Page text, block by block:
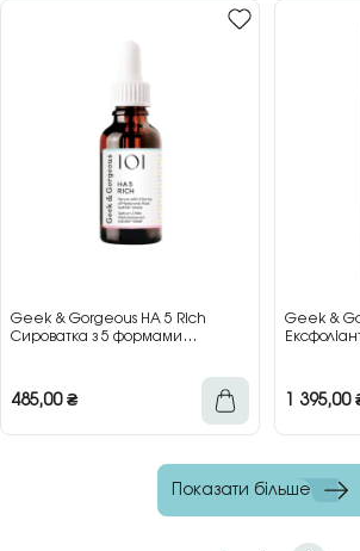
Geek & Gorgeous HA 5 Rich
Сироватка з 5 формами
485,00₴
Geek &
1 395,00
Показати більше